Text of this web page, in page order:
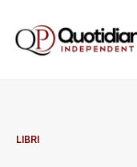
LIBRI